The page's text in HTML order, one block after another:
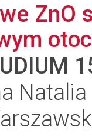
ZnO